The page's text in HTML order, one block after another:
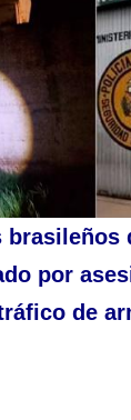
brasileños
por
de